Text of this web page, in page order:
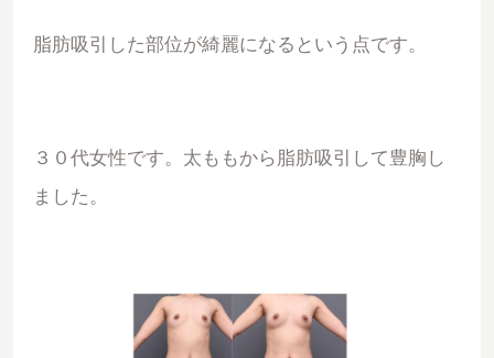
脂肪吸引した部位が綺麗になるという点です。
３０代女性です。太ももから脂肪吸引して豊胸し
ました。